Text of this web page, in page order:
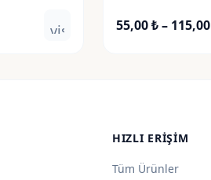
visibility 55,00₺– 115,00
HIZLI ERIŞIM
Tüm Ürünler